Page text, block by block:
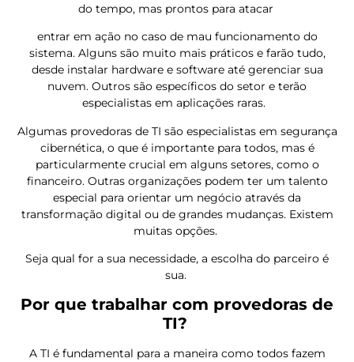
do tempo, mas prontos para atacar
entrar em ação no caso de mau funcionamento do
sistema. Alguns são muito mais práticos e farão tudo,
desde instalar hardware e software até gerenciar sua
nuvem. Outros são específicos do setor e terão
especialistas em aplicações raras.
Algumas provedoras de TI são especialistas em segurança
cibernética, o que é importante para todos, mas é
particularmente crucial em alguns setores, como o
financeiro. Outras organizações podem ter um talento
especial para orientar um negócio através da
transformação digital ou de grandes mudanças. Existem
muitas opções.
Seja qual for a sua necessidade, a escolha do parceiro é
sua.
Por que trabalhar com provedoras de
TI?
A TI é fundamental para a maneira como todos fazem